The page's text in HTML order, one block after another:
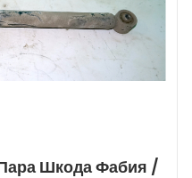
Шкода Фабия /